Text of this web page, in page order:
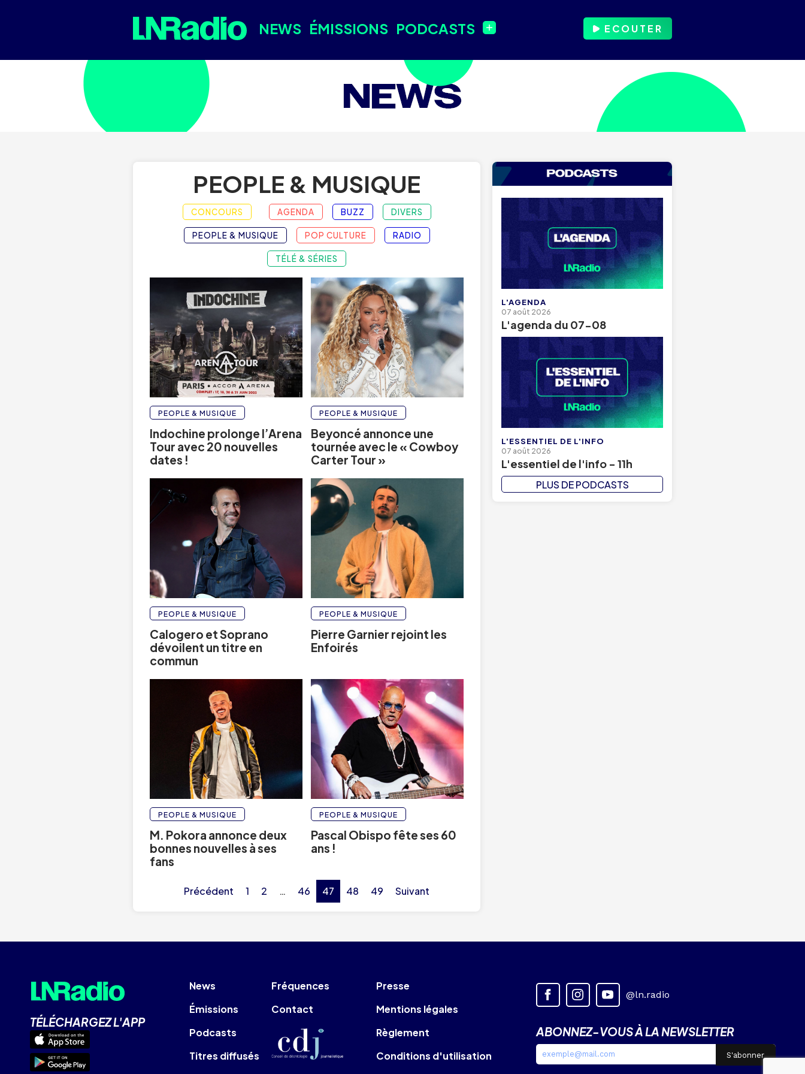
NEWS ÉMISSIONS PODCASTS ECOUTER
PEOPLE & MUSIQUE
CONCOURS AGENDA BUZZ DIVERS
PEOPLE & MUSIQUE POP CULTURE RADIO
TÉLÉ & SÉRIES
PEOPLE & MUSIQUE
Indochine prolonge l’Arena
Tour avec 20 nouvelles
dates !
PEOPLE & MUSIQUE
Beyoncé annonce une
tournée avec le « Cowboy
Carter Tour »
PEOPLE & MUSIQUE
Calogero et Soprano
dévoilent un titre en
commun
PEOPLE & MUSIQUE
Pierre Garnier rejoint les
Enfoirés
PEOPLE & MUSIQUE
M. Pokora annonce deux
bonnes nouvelles à ses
fans
PEOPLE & MUSIQUE
Pascal Obispo fête ses 60
ans !
Précédent 1 2 … 46 47 48 49 Suivant
L'AGENDA
07 août 2026
L'agenda du 07-08
L'ESSENTIEL DE L'INFO
07 août 2026
L'essentiel de l'info - 11h
PLUS DE PODCASTS
TÉLÉCHARGEZ L'APP
News
Émissions
Podcasts
Titres diffusés
Fréquences
Contact
Presse
Mentions légales
Règlement
Conditions d'utilisation
@ln.radio
ABONNEZ-VOUS À LA NEWSLETTER